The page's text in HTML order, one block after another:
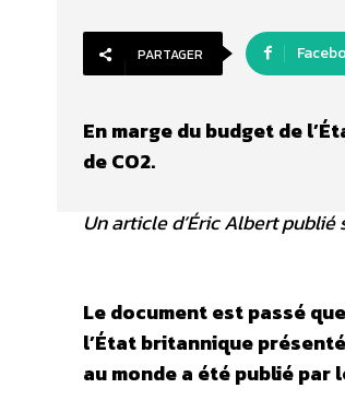
PARTAGER
En marge du budget de
de CO2.
Un article d’Éric Albert publié
Le document est passé
l’État britannique
au monde a été publié par